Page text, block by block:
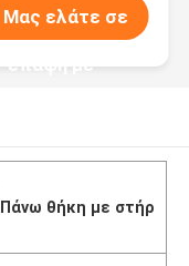
Μας ελάτε σε
επαφή με
θήκη με στήρ